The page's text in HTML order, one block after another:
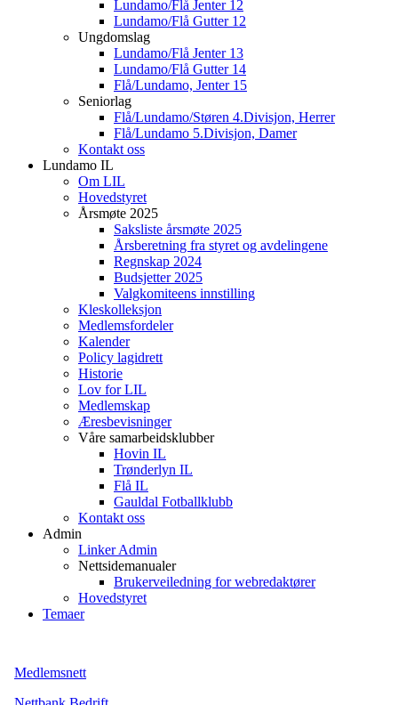
Lundamo/Flå Jenter 12
Lundamo/Flå Gutter 12
Ungdomslag
Lundamo/Flå Jenter 13
Lundamo/Flå Gutter 14
Flå/Lundamo, Jenter 15
Seniorlag
Flå/Lundamo/Støren 4.Divisjon, Herrer
Flå/Lundamo 5.Divisjon, Damer
Kontakt oss
Lundamo IL
Om LIL
Hovedstyret
Årsmøte 2025
Saksliste årsmøte 2025
Årsberetning fra styret og avdelingene
Regnskap 2024
Budsjetter 2025
Valgkomiteens innstilling
Kleskolleksjon
Medlemsfordeler
Kalender
Policy lagidrett
Historie
Lov for LIL
Medlemskap
Æresbevisninger
Våre samarbeidsklubber
Hovin IL
Trønderlyn IL
Flå IL
Gauldal Fotballklubb
Kontakt oss
Admin
Linker Admin
Nettsidemanualer
Brukerveiledning for webredaktører
Hovedstyret
Temaer
Medlemsnett